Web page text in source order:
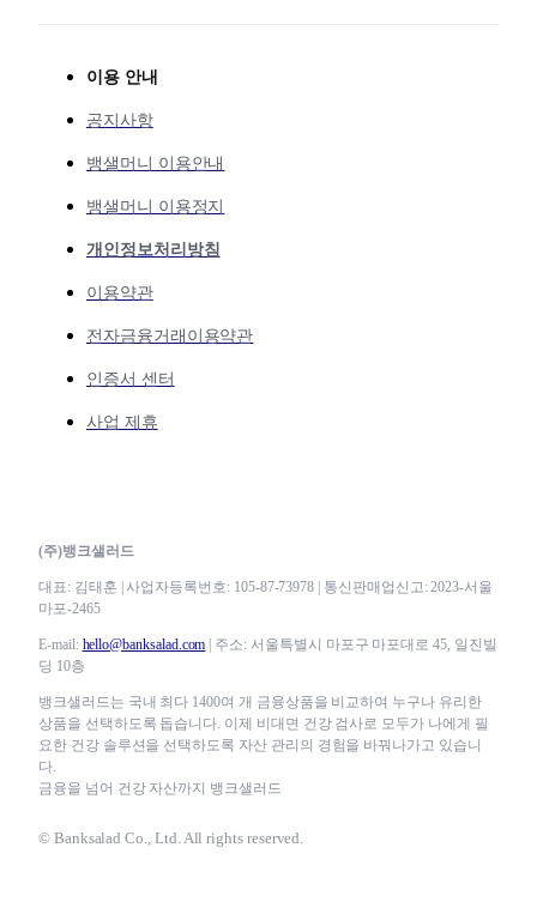
이용 안내
공지사항
뱅샐머니 이용안내
뱅샐머니 이용정지
개인정보처리방침
이용약관
전자금융거래이용약관
인증서 센터
사업 제휴
(주)뱅크샐러드
대표: 김태훈 | 사업자등록번호: 105-87-73978 | 통신판매업신고: 2023-서울
마포-2465
E-mail: hello@banksalad.com | 주소: 서울특별시 마포구 마포대로 45, 일진빌
딩 10층
뱅크샐러드는 국내 최다 1400여 개 금융상품을 비교하여 누구나 유리한
상품을 선택하도록 돕습니다. 이제 비대면 건강 검사로 모두가 나에게 필
요한 건강 솔루션을 선택하도록 자산 관리의 경험을 바꿔나가고 있습니
다.
금융을 넘어 건강 자산까지 뱅크샐러드
© Banksalad Co., Ltd. All rights reserved.